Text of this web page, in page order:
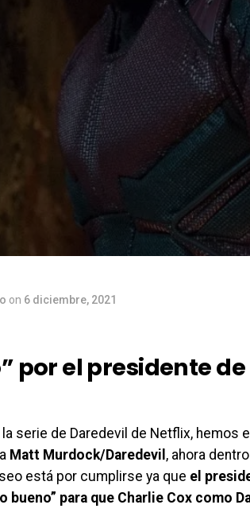
on 6 diciembre, 2021
por el presidente
serie de Daredevil de Netflix, hemos
Matt Murdock/Daredevil , ahora
está por cumplirse ya que el
bueno” para que Charlie Cox como